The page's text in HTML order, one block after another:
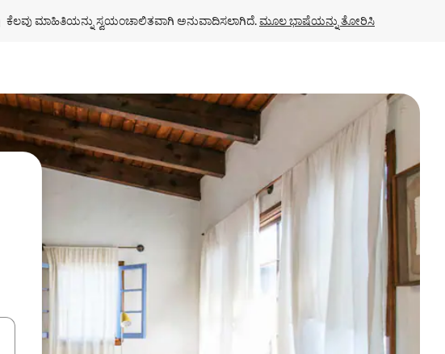
ಕೆಲವು ಮಾಹಿತಿಯನ್ನು ಸ್ವಯಂಚಾಲಿತವಾಗಿ ಅನುವಾದಿಸಲಾಗಿದೆ. ಮೂಲ ಭಾಷೆಯನ್ನು ತೋರಿಸಿ
ನ್ಯಾವಿಗೇಟ್ ಮಾಡಿ ಅಥವಾ ಸ್ಪರ್ಶ ಅಥವಾ ಸ್ವೈಪ್ ಗೆಸ್ಚರ್‌ಗಳ ಮೂಲಕ ಅನ್ವೇಷಿಸಿ.